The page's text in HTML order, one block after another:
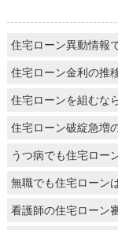
住宅ローン異動情報
住宅ローン金利の推
住宅ローンを組むな
住宅ローン破綻急増
うつ病でも住宅ロー
無職でも住宅ローン
看護師の住宅ローン